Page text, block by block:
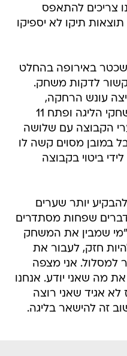
צריכים להתאפס
תוצאות תיקו לא יספיקו
באירופה בהחלט
לדקות משחק.
עונש הרחקה,
החלוץ שותף בכל יתר 18 משחקי הליגה ופתח 11
הקבוצה עם שלושה
במובן מסוים קשה לו
ביטוי בקבוצה
יותר שערים
דברים שפחות מסתדרים
"מי שמבין את המשחק
חזק, לעבור את
למסלול. אני מצפה
מה שאני יודע. אנחנו
לא אגיד שאני רוצה
זה להישאר בליגה.